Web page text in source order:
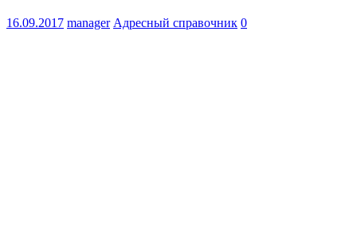
16.09.2017 manager Адресный справочник 0